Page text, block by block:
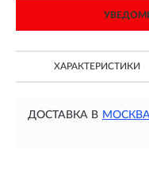
ХАРАКТЕРИСТИКИ
ДОСТАВКА В